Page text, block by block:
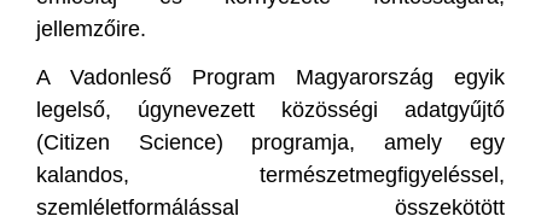
jellemzőire.
A Vadonleső Program Magyarország egyik
legelső, úgynevezett közösségi adatgyűjtő
(Citizen Science) programja, amely egy
kalandos, természetmegfigyeléssel,
szemléletformálással összekötött